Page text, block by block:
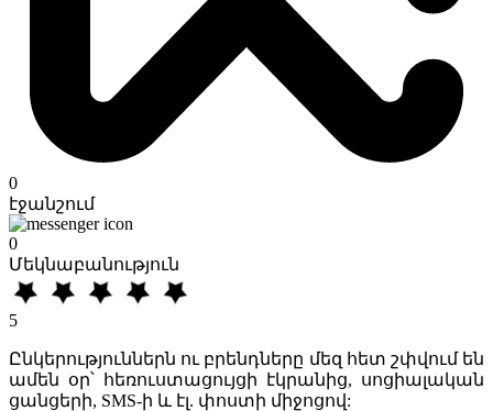
0
էջանշում
0
Մեկնաբանություն
5
Ընկերություններն ու բրենդները մեզ հետ շփվում են
ամեն օր՝ հեռուստացույցի էկրանից, սոցիալական
ցանցերի, SMS-ի և էլ. փոստի միջոցով: